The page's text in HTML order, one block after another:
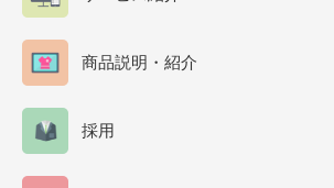
商品説明・紹介
採用